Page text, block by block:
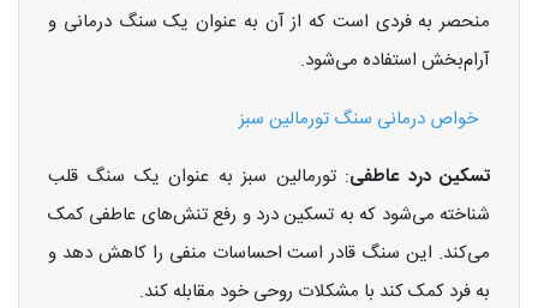
منحصر به فردی است که از آن به عنوان یک سنگ درمانی و
آرام‌بخش استفاده می‌شود.
خواص درمانی سنگ تورمالین سبز
تسکین درد عاطفی: تورمالین سبز به عنوان یک سنگ قلب
شناخته می‌شود که به تسکین درد و رفع تنش‌های عاطفی کمک
می‌کند. این سنگ قادر است احساسات منفی را کاهش دهد و
به فرد کمک کند با مشکلات روحی خود مقابله کند.